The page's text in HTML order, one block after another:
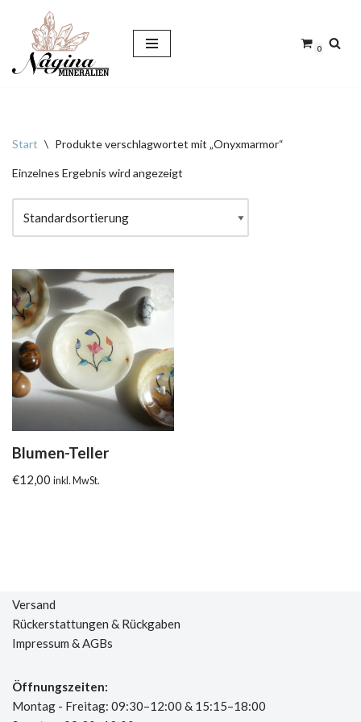
Zum
Inhalt
0
Start \ Produkte verschlagwortet mit „Onyxmarmor“
Einzelnes Ergebnis wird angezeigt
Blumen-Teller
€12,00 inkl. MwSt.
Versand
Rückerstattungen & Rückgaben
Impressum & AGBs
Öffnungszeiten:
Montag - Freitag: 09:30–12:00 & 15:15–18:00